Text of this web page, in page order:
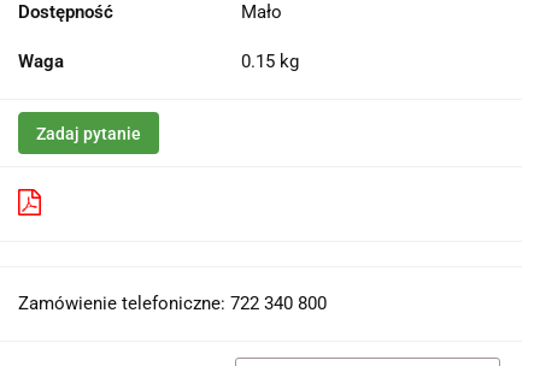
Dostępność Mało
Waga 0.15 kg
Zadaj pytanie
Zamówienie telefoniczne: 722 340 800